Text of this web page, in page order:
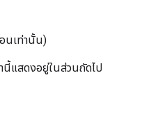
นเท่านั้น)
นี้แสดงอยู่ในส่วนถัดไป